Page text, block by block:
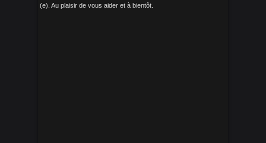
(e). Au plaisir de vous aider et à bientôt.